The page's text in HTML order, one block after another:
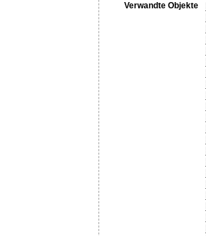
Verwandte Objekte